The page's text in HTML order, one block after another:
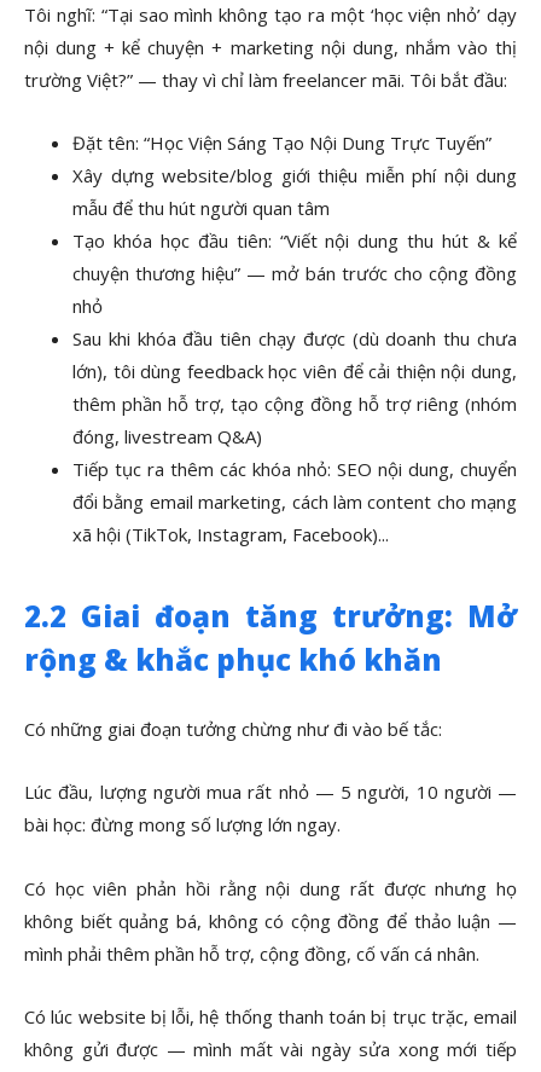
Tôi nghĩ: “Tại sao mình không tạo ra một ‘học viện nhỏ’ dạy
nội dung + kể chuyện + marketing nội dung, nhắm vào thị
trường Việt?” — thay vì chỉ làm freelancer mãi. Tôi bắt đầu:
Đặt tên: “Học Viện Sáng Tạo Nội Dung Trực Tuyến”
Xây dựng website/blog giới thiệu miễn phí nội dung
mẫu để thu hút người quan tâm
Tạo khóa học đầu tiên: “Viết nội dung thu hút & kể
chuyện thương hiệu” — mở bán trước cho cộng đồng
nhỏ
Sau khi khóa đầu tiên chạy được (dù doanh thu chưa
lớn), tôi dùng feedback học viên để cải thiện nội dung,
thêm phần hỗ trợ, tạo cộng đồng hỗ trợ riêng (nhóm
đóng, livestream Q&A)
Tiếp tục ra thêm các khóa nhỏ: SEO nội dung, chuyển
đổi bằng email marketing, cách làm content cho mạng
xã hội (TikTok, Instagram, Facebook)...
2.2 Giai đoạn tăng trưởng: Mở
rộng & khắc phục khó khăn
Có những giai đoạn tưởng chừng như đi vào bế tắc:
Lúc đầu, lượng người mua rất nhỏ — 5 người, 10 người —
bài học: đừng mong số lượng lớn ngay.
Có học viên phản hồi rằng nội dung rất được nhưng họ
không biết quảng bá, không có cộng đồng để thảo luận —
mình phải thêm phần hỗ trợ, cộng đồng, cố vấn cá nhân.
Có lúc website bị lỗi, hệ thống thanh toán bị trục trặc, email
không gửi được — mình mất vài ngày sửa xong mới tiếp